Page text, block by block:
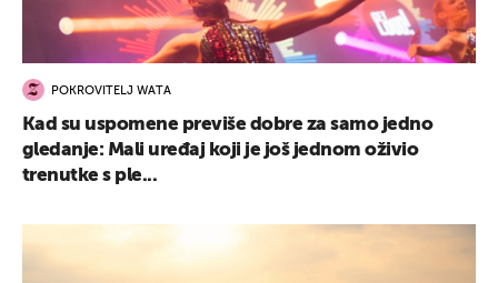
POKROVITELJ WATA
Kad su uspomene previše dobre za samo jedno
gledanje: Mali uređaj koji je još jednom oživio
trenutke s ple...